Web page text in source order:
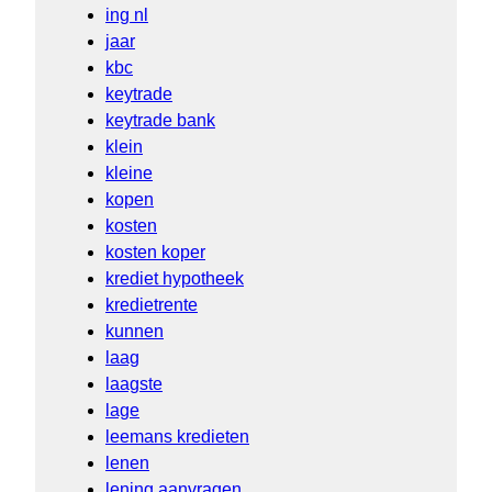
ing nl
jaar
kbc
keytrade
keytrade bank
klein
kleine
kopen
kosten
kosten koper
krediet hypotheek
kredietrente
kunnen
laag
laagste
lage
leemans kredieten
lenen